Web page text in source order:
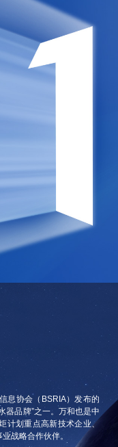
息协会（BSRIA）发布的
器品牌”之一。万和也是中
计划重点高新技术企业、
战略合作伙伴。